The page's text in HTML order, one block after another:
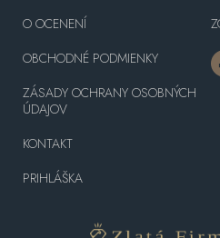
O OCENENÍ
OBCHODNÉ PODMIENKY
ZÁSADY OCHRANY OSOBNÝCH
ÚDAJOV
KONTAKT
PRIHLÁŠKA